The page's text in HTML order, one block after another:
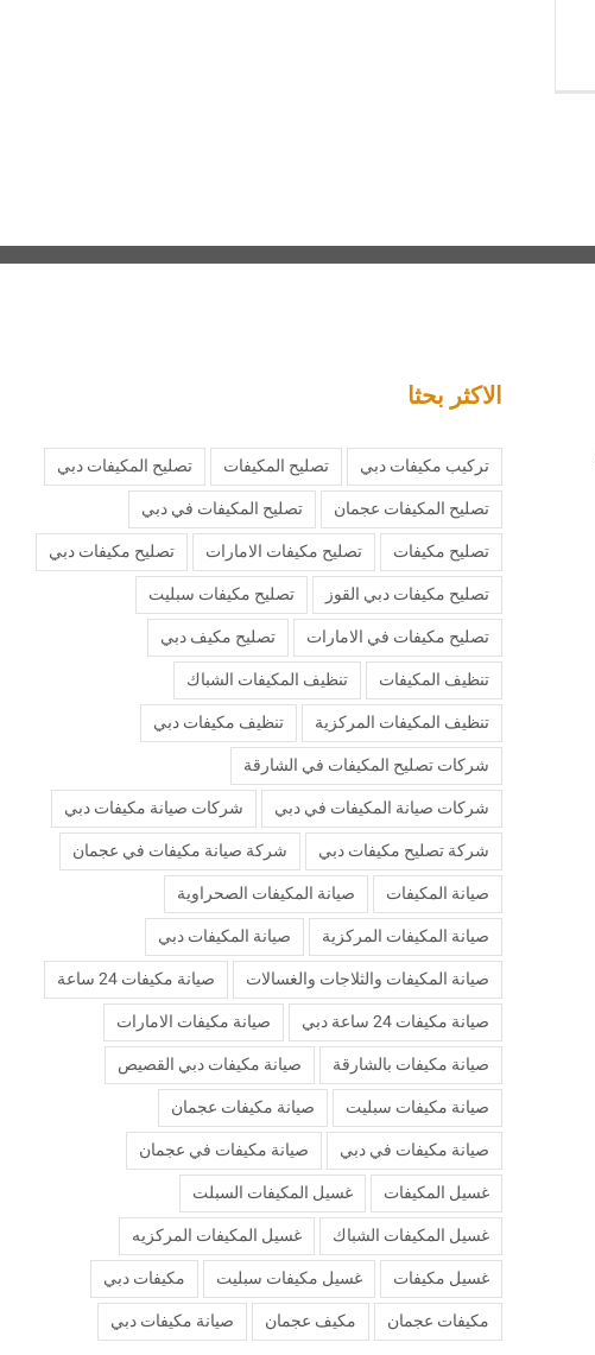
الاكثر بحثا
تركيب مكيفات دبي تصليح المكيفات تصليح المكيفات دبي
تصليح المكيفات عجمان تصليح المكيفات في دبي
تصليح مكيفات تصليح مكيفات الامارات تصليح مكيفات دبي
تصليح مكيفات دبي القوز تصليح مكيفات سبليت
تصليح مكيفات في الامارات تصليح مكيف دبي
تنظيف المكيفات تنظيف المكيفات الشباك
تنظيف المكيفات المركزية تنظيف مكيفات دبي
شركات تصليح المكيفات في الشارقة
شركات صيانة المكيفات في دبي شركات صيانة مكيفات دبي
شركة تصليح مكيفات دبي شركة صيانة مكيفات في عجمان
صيانة المكيفات صيانة المكيفات الصحراوية
صيانة المكيفات المركزية صيانة المكيفات دبي
صيانة المكيفات والثلاجات والغسالات صيانة مكيفات 24 ساعة
صيانة مكيفات 24 ساعة دبي صيانة مكيفات الامارات
صيانة مكيفات بالشارقة صيانة مكيفات دبي القصيص
صيانة مكيفات سبليت صيانة مكيفات عجمان
صيانة مكيفات في دبي صيانة مكيفات في عجمان
غسيل المكيفات غسيل المكيفات السبلت
غسيل المكيفات الشباك غسيل المكيفات المركزيه
غسيل مكيفات غسيل مكيفات سبليت مكيفات دبي
مكيفات عجمان مكيف عجمان ‏صيانة مكيفات دبي